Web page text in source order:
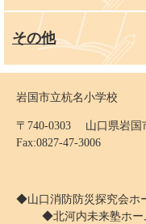
その他
岩国市立杭名小学校
〒740-0303 山口県岩
Fax:0827-47-3006
◆山口消防防災探
◆北河内未来塾ホー